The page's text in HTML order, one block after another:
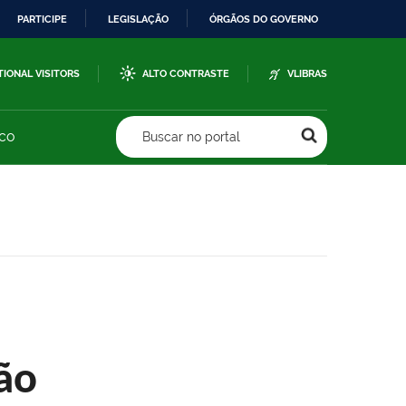
PARTICIPE LEGISLAÇÃO ÓRGÃOS DO GOVERNO
VISITORS ALTO CONTRASTE VLIBRAS
Buscar no portal